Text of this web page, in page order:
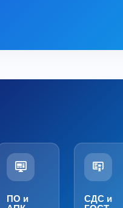
ПО и
СДС и